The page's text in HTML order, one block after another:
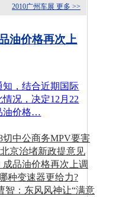
更多 >>
2010广州车展
油价格再次上
知，结合近期国际
况，决定12月22
油价格…
切中公商务MPV要害
京治堵新政提意见
成品油价格再次上调
种变速器更给力?
智：东风风神让“满意